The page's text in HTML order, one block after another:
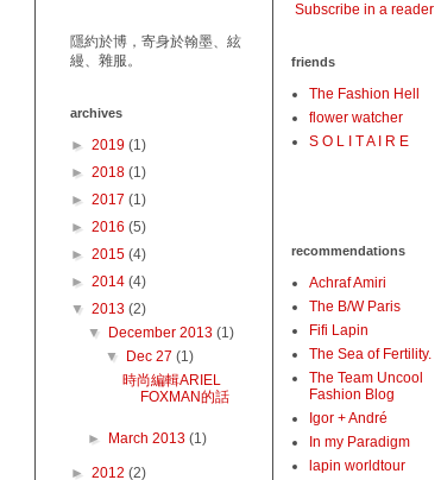
隱約於博，寄身於翰墨、絃
縵、雜服。
archives
► 2019 (1)
► 2018 (1)
► 2017 (1)
► 2016 (5)
► 2015 (4)
► 2014 (4)
▼ 2013 (2)
▼
December 2013(1)
▼
Dec 27 (1)
時尚編輯ARIEL
FOXMAN的話
► March 2013(1)
► 2012 (2)
Subscribe in a reader
friends
The Fashion Hell
flower watcher
S O L I T A I R E
recommendations
Achraf Amiri
The B/W Paris
Fifi Lapin
The Sea of Fertility.
The Team Uncool
Fashion Blog
Igor + André
In my Paradigm
lapin worldtour